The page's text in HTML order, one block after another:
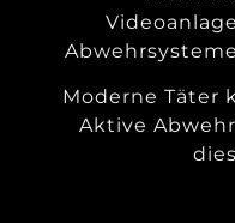
Moderne Täter
Aktive